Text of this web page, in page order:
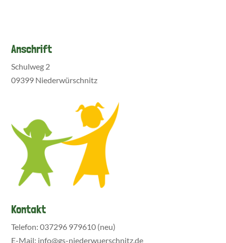
Anschrift
Schulweg 2
09399 Niederwürschnitz
Kontakt
Telefon: 037296 979610 (neu)
E-Mail: info@gs-niederwuerschnitz.de